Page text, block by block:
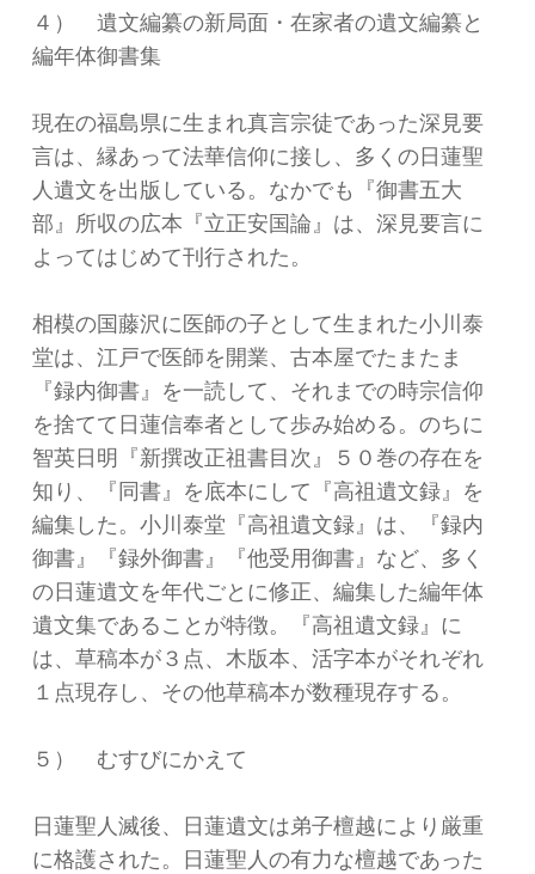
４） 遺文編纂の新局面・在家者の遺文編纂と
編年体御書集
現在の福島県に生まれ真言宗徒であった深見要
言は、縁あって法華信仰に接し、多くの日蓮聖
人遺文を出版している。なかでも『御書五大
部』所収の広本『立正安国論』は、深見要言に
よってはじめて刊行された。
相模の国藤沢に医師の子として生まれた小川泰
堂は、江戸で医師を開業、古本屋でたまたま
『録内御書』を一読して、それまでの時宗信仰
を捨てて日蓮信奉者として歩み始める。のちに
智英日明『新撰改正祖書目次』５０巻の存在を
知り、『同書』を底本にして『高祖遺文録』を
編集した。小川泰堂『高祖遺文録』は、『録内
御書』『録外御書』『他受用御書』など、多く
の日蓮遺文を年代ごとに修正、編集した編年体
遺文集であることが特徴。『高祖遺文録』に
は、草稿本が３点、木版本、活字本がそれぞれ
１点現存し、その他草稿本が数種現存する。
５） むすびにかえて
日蓮聖人滅後、日蓮遺文は弟子檀越により厳重
に格護された。日蓮聖人の有力な檀越であった